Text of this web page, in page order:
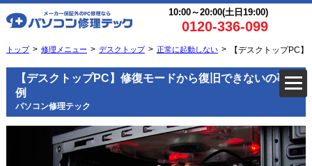
10:00～20:00(土日19:00)
0120-336-099
トップ 修理メニュー デスクトップ 正常に起動しない 【デスクトップPC
【デスクトップPC】修復モードから復旧できないの事
例
パソコン修理テック